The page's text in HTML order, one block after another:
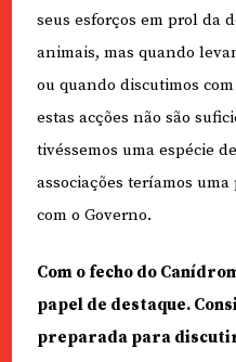
seus esforços em prol da
animais, mas quando
ou quando discutimos
estas acções não são
tivéssemos uma espécie
associações teríamos
com o Governo.
Com o fecho do
papel de destaque.
preparada para discutir